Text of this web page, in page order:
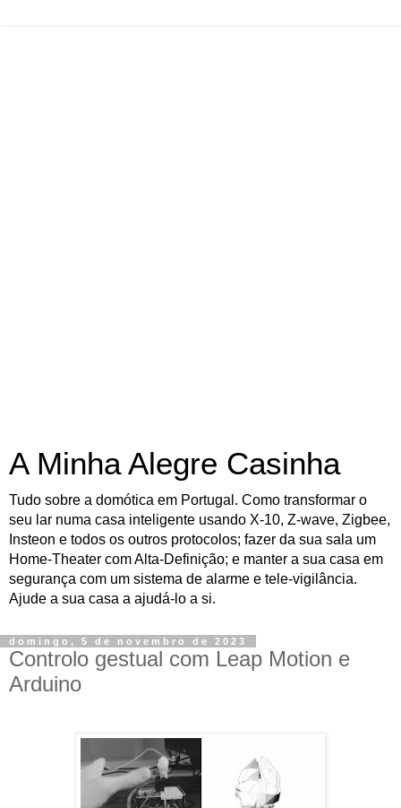
A Minha Alegre Casinha
Tudo sobre a domótica em Portugal. Como transformar o
seu lar numa casa inteligente usando X-10, Z-wave, Zigbee,
Insteon e todos os outros protocolos; fazer da sua sala um
Home-Theater com Alta-Definição; e manter a sua casa em
segurança com um sistema de alarme e tele-vigilância.
Ajude a sua casa a ajudá-lo a si.
domingo, 5 de novembro de 2023
Controlo gestual com Leap Motion e
Arduino